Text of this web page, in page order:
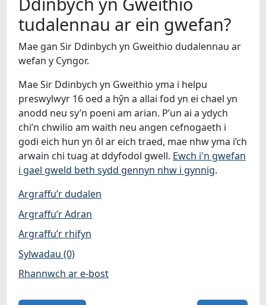
A WYDDOCH CHI?
tudalennau ar ein gwefan?
Mae gan Sir Ddinbych yn Gweithio dudalennau ar
wefan y Cyngor.
Mae Sir Ddinbych yn Gweithio yma i helpu
preswylwyr 16 oed a hŷn a allai fod yn ei chael yn
anodd neu sy’n poeni am arian. P’un ai a ydych
chi’n chwilio am waith neu angen cefnogaeth i
godi eich hun yn ôl ar eich traed, mae nhw yma i’ch
arwain chi tuag at ddyfodol gwell. Ewch i'n gwefan
i gael gweld beth sydd gennyn nhw i gynnig.
Argraffu’r dudalen
Argraffu’r Adran
Argraffu’r rhifyn
Sylwadau (0)
Rhannwch ar e-bost